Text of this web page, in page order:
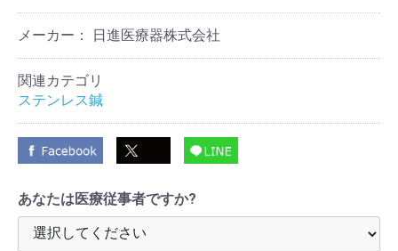
メーカー： 日進医療器株式会社
関連カテゴリ
ステンレス鍼
あなたは医療従事者ですか?